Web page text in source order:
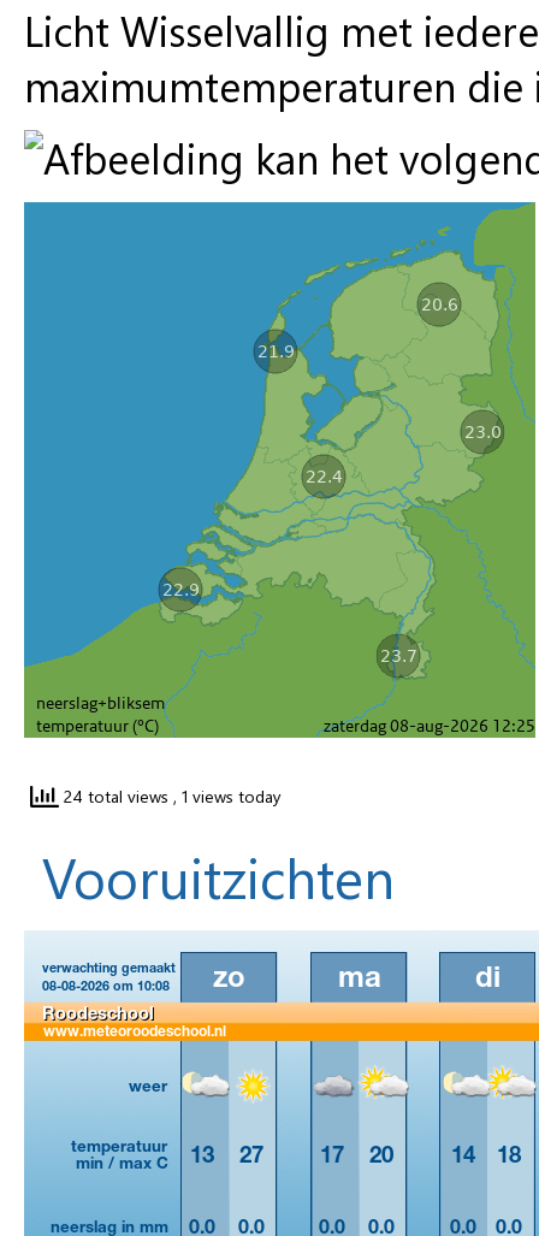
Licht Wisselvallig met
maximumtemperaturen
24 total views , 1 views today
Vooruitzichten